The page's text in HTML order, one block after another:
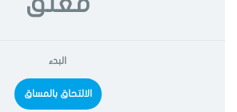
البدء
الالتحاق بالمساق